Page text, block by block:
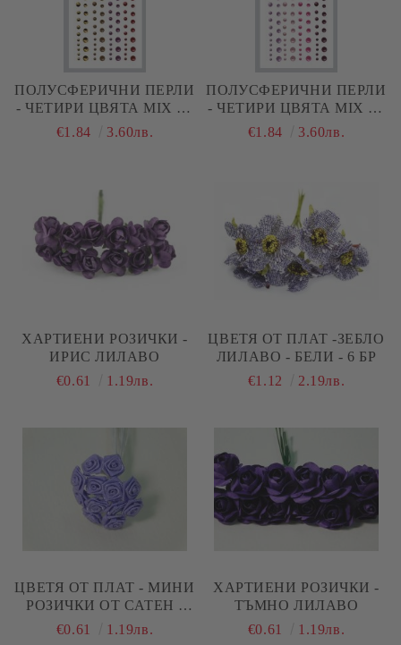
ПОЛУСФЕРИЧНИ ПЕРЛИ
- ЧЕТИРИ ЦВЯТА MIX 7 -
120 БР.
€1.84 3.60лв.
ПОЛУСФЕРИЧНИ ПЕРЛИ
- ЧЕТИРИ ЦВЯТА MIX 5 -
120 БР.
€1.84 3.60лв.
ХАРТИЕНИ РОЗИЧКИ -
ИРИС ЛИЛАВО
€0.61
1.19лв.
ЦВЕТЯ ОТ ПЛАТ -ЗЕБЛО
ЛИЛАВО - БЕЛИ - 6 БР
€1.12
2.19лв.
ЦВЕТЯ ОТ ПЛАТ - МИНИ
РОЗИЧКИ ОТ САТЕН -
АМЕТИСТ ЛИЛАВО - 12
€0.61 1.19лв.
ХАРТИЕНИ РОЗИЧКИ -
ТЪМНО ЛИЛАВО
€0.61
1.19лв.